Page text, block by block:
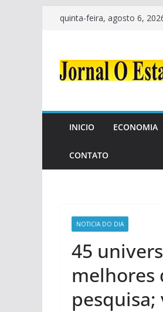
Pular
conteúdo
quinta-feira, agosto 6,
INICIO ECONOMIA
CONTATO
NOTICIA DO DIA
45
melhores
pesquisa;